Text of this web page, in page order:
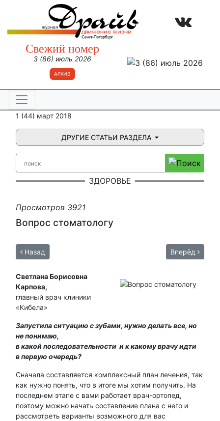
Свежий номер
3 (86) июль 2026
АРХИВ
1 (44) март 2018
ДРУГИЕ СТАТЬИ РАЗДЕЛА
ЗДОРОВЬЕ
Просмотров 3921
Вопрос стоматологу
Назад Вперёд
Светлана Борисовна
Карпова,
главный врач клиники
«Кибела»
Запустила ситуацию с зубами, нужно делать все, но
не понимаю,
в какой последовательности и к какому врачу идти
в первую очередь?
Сначала составляется комплексный план лечения, так
как нужно понять, что в итоге мы хотим получить. На
последнем этапе с вами работает врач-ортопед,
поэтому можно начать составление плана с него и
рассмотреть варианты возможного для вас